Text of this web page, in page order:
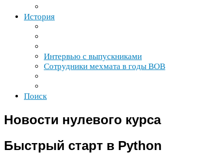
История
Интервью с выпускниками
Сотрудники мехмата в годы ВОВ
Поиск
Новости нулевого курса
Быстрый старт в Python